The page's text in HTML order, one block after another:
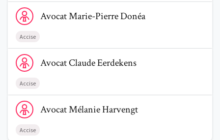
Voir le profil de AvocatMarie-Pierre Donéa
AvocatMarie-PierreDonéa
Accise
Voir le profil de AvocatClaude Eerdekens
AvocatClaudeEerdekens
Accise
Voir le profil de AvocatMélanie Harvengt
AvocatMélanieHarvengt
Accise